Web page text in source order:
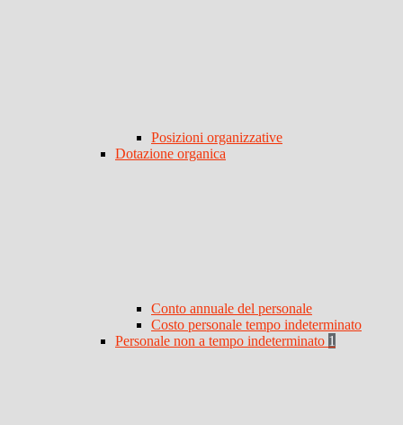
Posizioni organizzative
Dotazione organica
Conto annuale del personale
Costo personale tempo indeterminato
Personale non a tempo indeterminato 1